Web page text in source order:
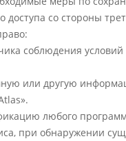
доступа со стороны
соблюдения
или другую
любого
при обнаружении